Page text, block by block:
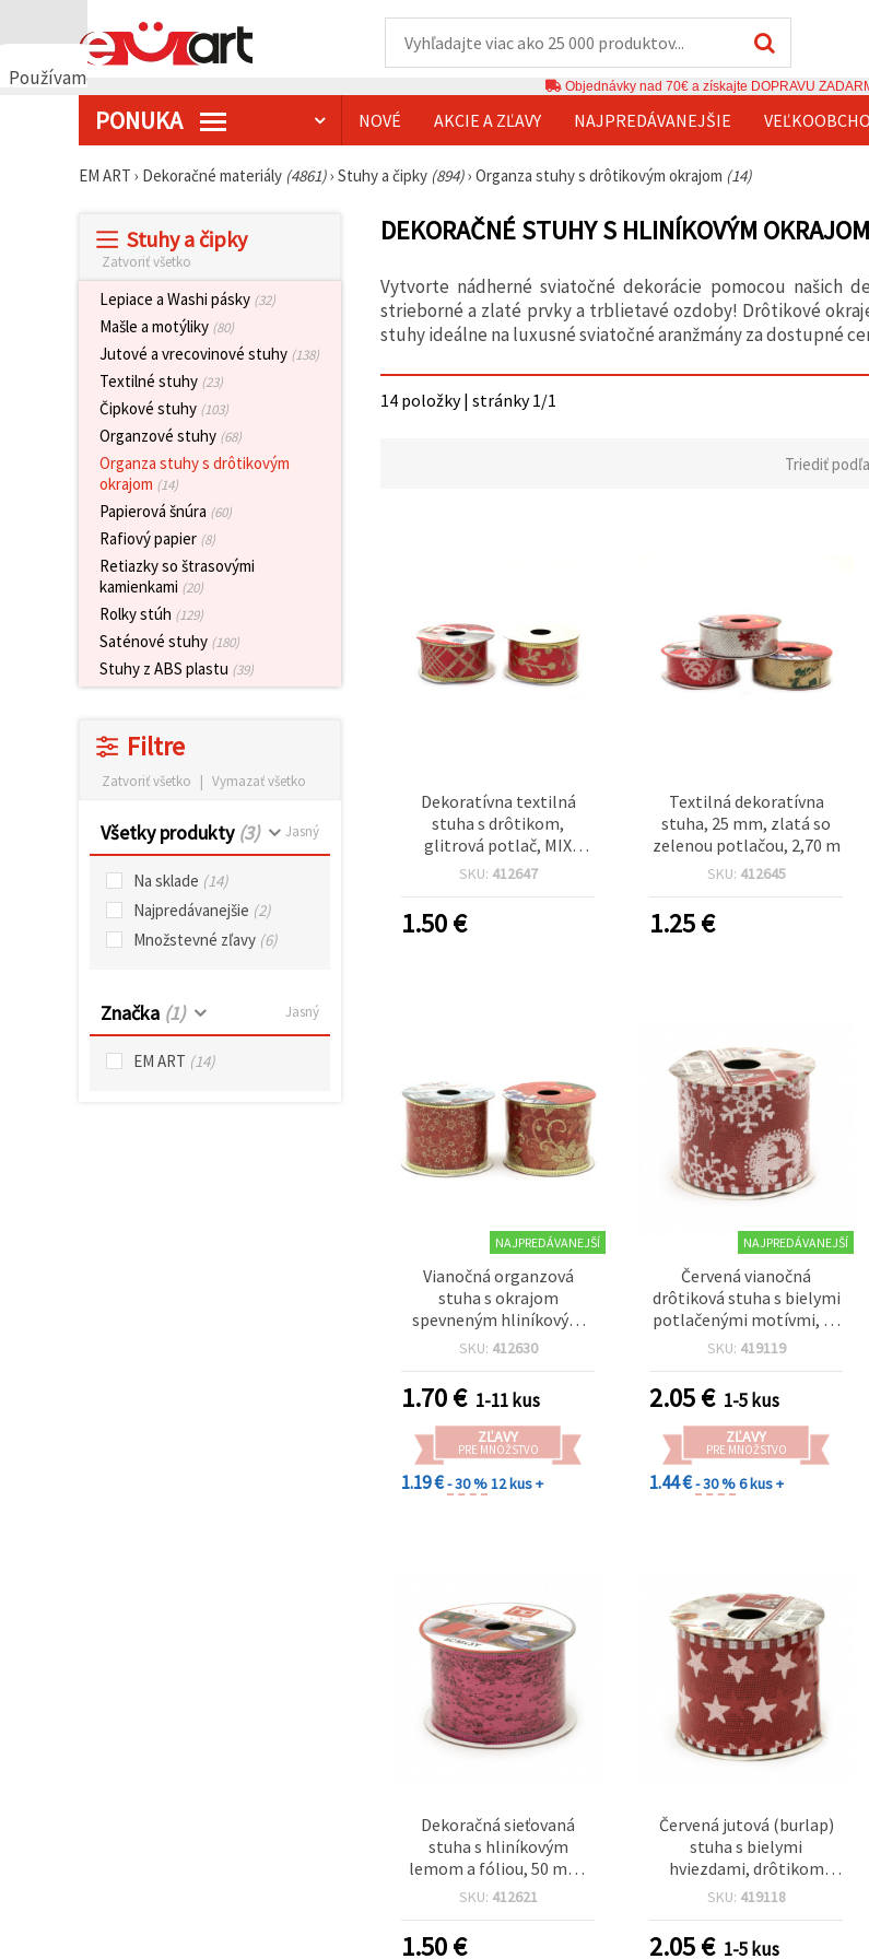
Používame
Objednávky nad 70€ a získajte DOPRAVU
PONUKA NOVÉ AKCIE A ZĽAVY NAJPREDÁVANEJŠIE
EM ART › Dekoračné materiály (4861)› Stuhy a čipky (894)› Organza stuhy s drôtikovým okrajom (14)
Stuhy a čipky
Zatvoriť všetko
Lepiace a Washi pásky (32)
Mašle a motýliky (80)
Jutové a vrecovinové stuhy (138)
Textilné stuhy (23)
Čipkové stuhy (103)
Organzové stuhy (68)
Organza stuhy s drôtikovým
okrajom (14)
Papierová šnúra (60)
Rafiový papier (8)
Retiazky so štrasovými
kamienkami (20)
Rolky stúh (129)
Saténové stuhy (180)
Stuhy z ABS plastu (39)
Filtre
Zatvoriť všetko | Vymazať všetko
Všetky produkty (3) Jasný
Na sklade (14)
Najpredávanejšie (2)
Množstevné zľavy (6)
Značka (1) Jasný
EM ART (14)
DEKORAČNÉ STUHY S HLINÍKOVÝM OKRAJOM
Vytvorte nádherné sviatočné dekorácie pomocou našich
strieborné a zlaté prvky a trblietavé ozdoby! Drôtikové
stuhy ideálne na luxusné sviatočné aranžmány za dostupné
14 položky | stránky 1/1
Triediť
Dekoratívna textilná
stuha s drôtikom,
glitrová potlač, MIX
vzorov - 38 mm x 2,70 m
SKU: 412647
1.50€
Textilná dekoratívna
stuha, 25 mm, zlatá so
zelenou potlačou, 2,70 m
SKU: 412645
1.25€
NAJPREDÁVANEJŠÍ
Vianočná organzová
stuha s okrajom
spevneným hliníkovým
drôtikom, červená so
motívov (hviezdy a
ornamenty), šírka 60 mm,
návin 2,7 m – na vence,
balenie darčekov a
vianočné kreatívne
tvorenie
SKU: 412630
1.70€ 1-11 kus
ZĽAVY
PRE MNOŽSTVO
1.19 €- 30 %12 kus +
NAJPREDÁVANEJŠÍ
Červená vianočná
drôtiková stuha s bielymi
potlačenými motívmi, 50
mm x 2,7 m, okraj so
drôtikom – dekoratívna
stuha na mašle, vence,
darčeky a vianočné
tvorenie
SKU: 419119
2.05€ 1-5 kus
ZĽAVY
PRE MNOŽSTVO
1.44 €- 30 %6 kus +
Dekoračná sieťovaná
stuha s hliníkovým
lemom a fóliou, 50 mm,
cyklámenová, ~2,7 m
SKU: 412621
1.50€
Červená jutová (burlap)
stuha s bielymi
hviezdami, drôtikom
spevnený okraj – 60 mm
rustikálne vianočné
SKU: 419118
2.05€ 1-5 kus